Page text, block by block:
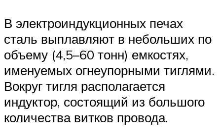
В электроиндукционных печах
сталь выплавляют в небольших по
объему (4,5–60 тонн) емкостях,
именуемых огнеупорными тиглями.
Вокруг тигля располагается
индуктор, состоящий из большого
количества витков провода.